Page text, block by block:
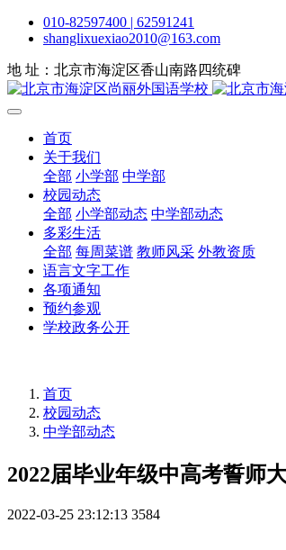
010-82597400 | 62591241
shanglixuexiao2010@163.com
地 址：北京市海淀区香山南路四统碑
首页
关于我们
全部 小学部 中学部
校园动态
全部 小学部动态 中学部动态
多彩生活
全部 每周菜谱 教师风采 外教资质
语言文字工作
各项通知
预约参观
学校政务公开
首页
校园动态
中学部动态
2022届毕业年级中高考誓师
2022-03-25 23:12:13 3584